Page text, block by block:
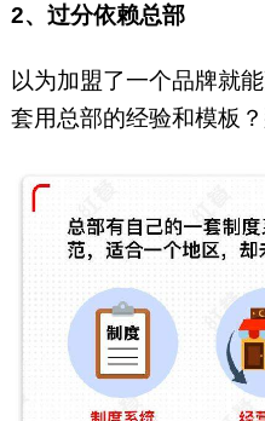
2、过分依赖总部
以为加盟了一个品牌就
套用总部的经验和模板